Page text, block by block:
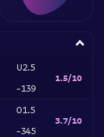
U2.5
-139
1.5/10
O1.5
-345
3.7/10